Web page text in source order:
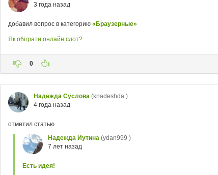
3 года назад
добавил вопрос в категорию «Браузерные»
Як обіграти онлайн слот?
0
Надежда Суслова (knadeshda )
4 года назад
отметил статью
Надежда Иутина (ydan999 )
7 лет назад
Есть идея!